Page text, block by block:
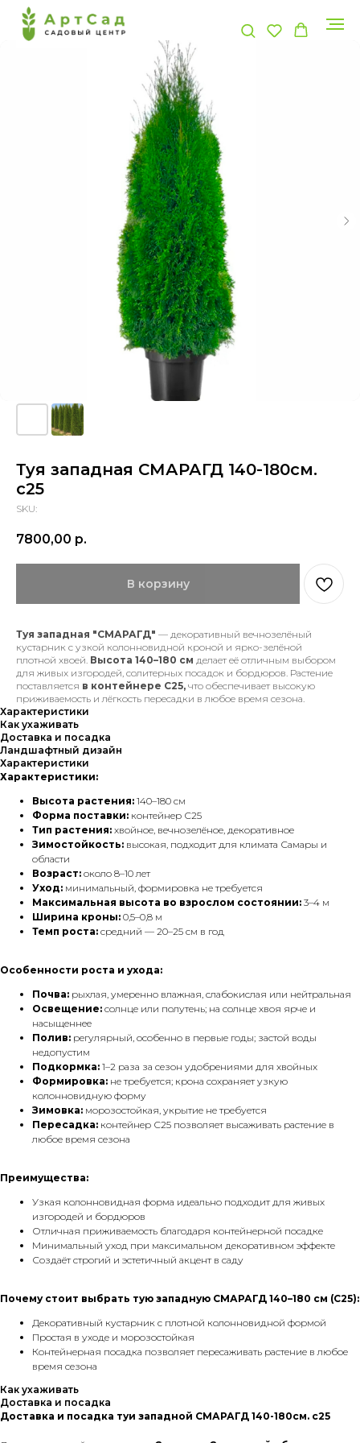
Туя западная СМАРАГД 140-180см.
с25
SKU:
7800,00 р.
В корзину
Туя западная "СМАРАГД" — декоративный вечнозелёный
кустарник с узкой колонновидной кроной и ярко-зелёной
плотной хвоей. Высота 140–180 см делает её отличным выбором
для живых изгородей, солитерных посадок и бордюров. Растение
поставляется в контейнере С25, что обеспечивает высокую
приживаемость и лёгкость пересадки в любое время сезона.
Характеристики
Как ухаживать
Доставка и посадка
Ландшафтный дизайн
Характеристики
Характеристики:
Высота растения: 140–180 см
Форма поставки: контейнер С25
Тип растения: хвойное, вечнозелёное, декоративное
Зимостойкость: высокая, подходит для климата Самары и
области
Возраст: около 8–10 лет
Уход: минимальный, формировка не требуется
Максимальная высота во взрослом состоянии: 3–4 м
Ширина кроны: 0,5–0,8 м
Темп роста: средний — 20–25 см в год
Особенности роста и ухода:
Почва: рыхлая, умеренно влажная, слабокислая или нейтральная
Освещение: солнце или полутень; на солнце хвоя ярче и
насыщеннее
Полив: регулярный, особенно в первые годы; застой воды
недопустим
Подкормка: 1–2 раза за сезон удобрениями для хвойных
Формировка: не требуется; крона сохраняет узкую
колонновидную форму
Зимовка: морозостойкая, укрытие не требуется
Пересадка: контейнер С25 позволяет высаживать растение в
любое время сезона
Преимущества:
Узкая колонновидная форма идеально подходит для живых
изгородей и бордюров
Отличная приживаемость благодаря контейнерной посадке
Минимальный уход при максимальном декоративном эффекте
Создаёт строгий и эстетичный акцент в саду
Почему стоит выбрать тую западную СМАРАГД 140–180 см (С25):
Декоративный кустарник с плотной колонновидной формой
Простая в уходе и морозостойкая
Контейнерная посадка позволяет пересаживать растение в любое
время сезона
Как ухаживать
Доставка и посадка
Доставка и посадка туи западной СМАРАГД 140-180см. с25